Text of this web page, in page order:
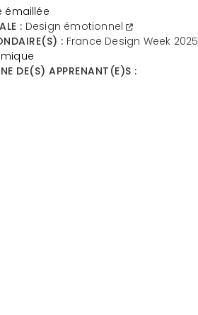
émaillée
: Design émotionnel
: France Design Week 2025
DE(S) APPRENANT(E)S :